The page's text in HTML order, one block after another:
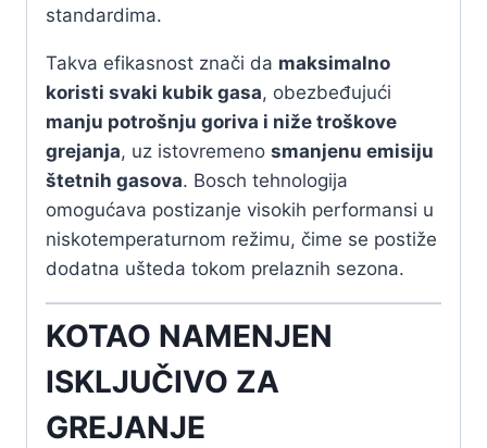
standardima.
Takva efikasnost znači da maksimalno
koristi svaki kubik gasa, obezbeđujući
manju potrošnju goriva i niže troškove
grejanja, uz istovremeno smanjenu emisiju
štetnih gasova. Bosch tehnologija
omogućava postizanje visokih performansi u
niskotemperaturnom režimu, čime se postiže
dodatna ušteda tokom prelaznih sezona.
KOTAO NAMENJEN
ISKLJUČIVO ZA
GREJANJE